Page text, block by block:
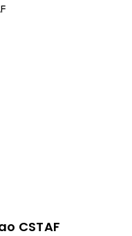
CSTAF